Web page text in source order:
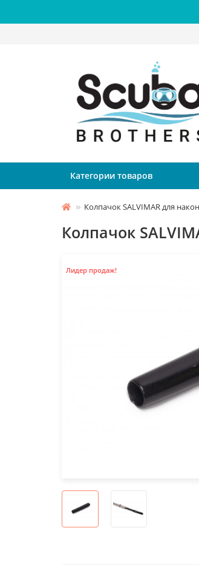
Категории товаров
Колпачок SALVIMAR для
Колпачок
Лидер продаж!